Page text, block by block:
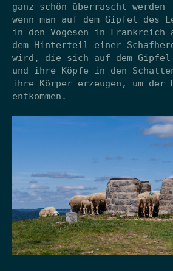
ganz schön überrascht
wenn man auf dem Gipfel des
in den Vogesen in Frankreich
dem Hinterteil einer
wird, die sich auf dem Gipfel
und ihre Köpfe in den
ihre Körper erzeugen, um der
entkommen.